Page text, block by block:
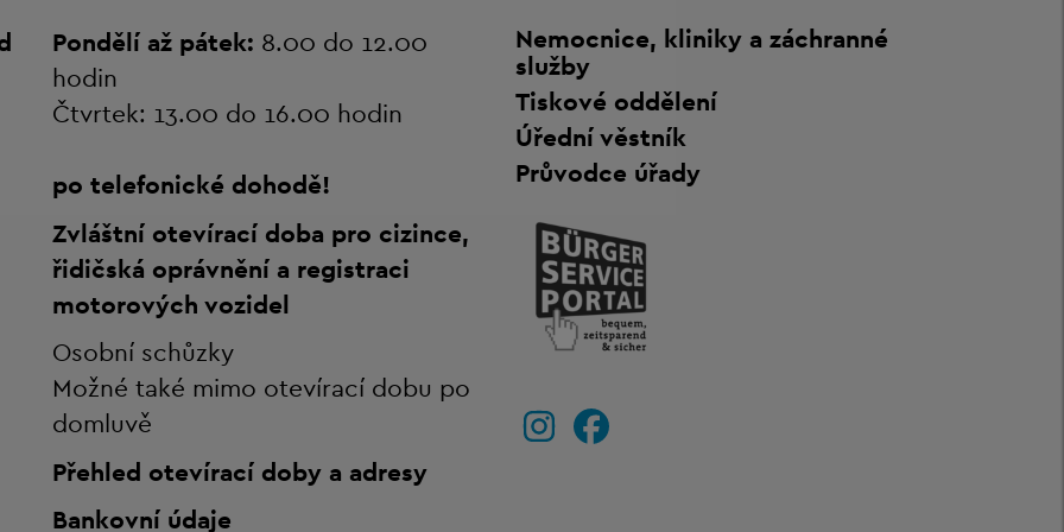
Pondělí až pátek: 8.00 do 12.00
hodin
Čtvrtek: 13.00 do 16.00 hodin
po telefonické dohodě!
Zvláštní otevírací doba pro cizince,
řidičská oprávnění a registraci
motorových vozidel
Osobní schůzky
Možné také mimo otevírací dobu po
domluvě
Přehled otevírací doby a adresy
Bankovní údaje
Nemocnice, kliniky a záchranné
služby
Tiskové oddělení
Úřední věstník
Průvodce úřady